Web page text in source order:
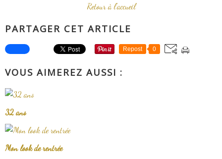
Retour à l'accueil
PARTAGER CET ARTICLE
Repost 0
VOUS AIMEREZ AUSSI :
32 ans
Mon look de rentrée